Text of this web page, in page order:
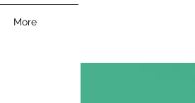
More